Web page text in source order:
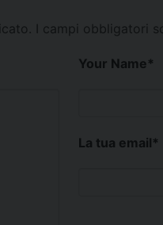
I campi obbligatori
Your Name*
La tua email*